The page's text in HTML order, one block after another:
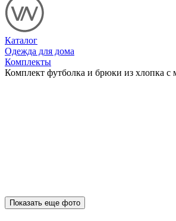
Каталог
Одежда для дома
Комплекты
Комплект футболка и брюки из хлопка с
Показать еще фото